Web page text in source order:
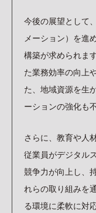
今後の展望として
メーション）を進
構築が求められま
た業務効率の向上
た、地域資源を生
ーションの強化も
さらに、教育や人
従業員がデジタル
競争力が向上し、
れらの取り組みを
る環境に柔軟に対